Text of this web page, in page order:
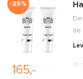
-25%
165,-
de